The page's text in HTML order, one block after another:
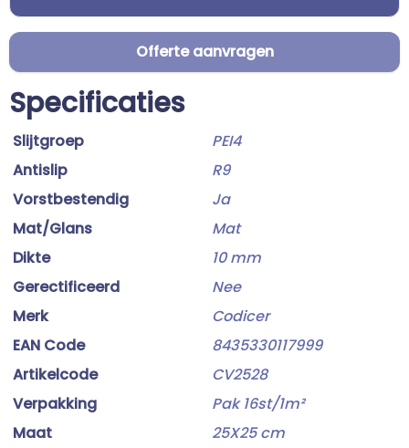
Offerte aanvragen
Specificaties
Slijtgroep
PEI4
Antislip
R9
Vorstbestendig
Ja
Mat/Glans
Mat
Dikte
10 mm
Gerectificeerd
Nee
Merk
Codicer
EAN Code
8435330117999
Artikelcode
CV2528
Verpakking
Pak 16st/1m²
Maat
25X25 cm